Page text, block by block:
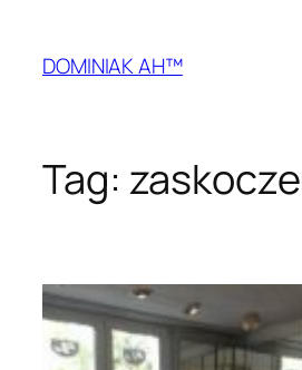
treściDOMINIAK AH™
Tag: